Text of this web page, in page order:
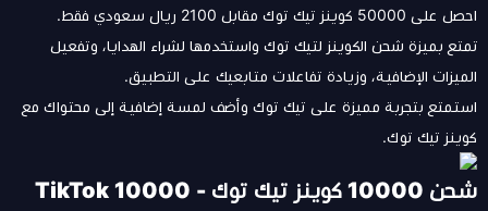
احصل على 50000 كوينز تيك توك مقابل 2100 ريال سعودي فقط.
تمتع بميزة شحن الكوينز لتيك توك واستخدمها لشراء الهدايا، وتفعيل
الميزات الإضافية، وزيادة تفاعلات متابعيك على التطبيق.
استمتع بتجربة مميزة على تيك توك وأضف لمسة إضافية إلى محتواك مع
كوينز تيك توك.
شحن 10000 كوينز تيك توك - TikTok 10000